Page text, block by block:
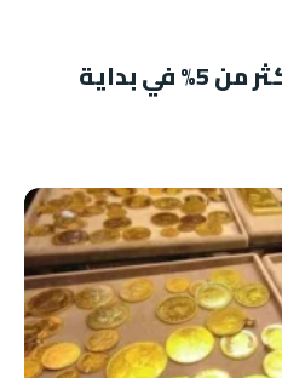
تراجع أسعار النفط بأكثر من 5% في بداية